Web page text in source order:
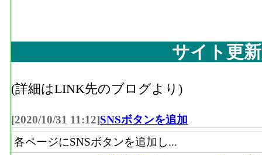
サイト更
(詳細はLINK先のブログより)
[2020/10/31 11:12]SNSボタンを追加
各ページにSNSボタンを追加し...